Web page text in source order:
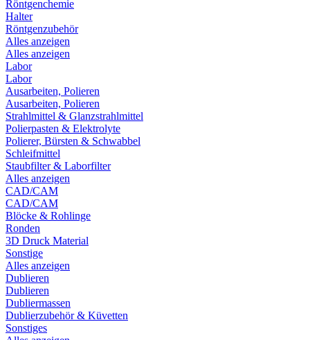
Röntgenchemie
Halter
Röntgenzubehör
Alles anzeigen
Alles anzeigen
Labor
Labor
Ausarbeiten, Polieren
Ausarbeiten, Polieren
Strahlmittel & Glanzstrahlmittel
Polierpasten & Elektrolyte
Polierer, Bürsten & Schwabbel
Schleifmittel
Staubfilter & Laborfilter
Alles anzeigen
CAD/CAM
CAD/CAM
Blöcke & Rohlinge
Ronden
3D Druck Material
Sonstige
Alles anzeigen
Dublieren
Dublieren
Dubliermassen
Dublierzubehör & Küvetten
Sonstiges